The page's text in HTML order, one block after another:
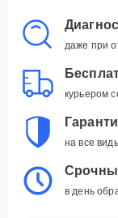
даже при
курьером
на все
в день